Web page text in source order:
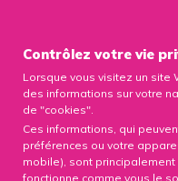
Contrôlez votre vie
Lorsque vous visitez un site
des informations sur votre
de "cookies".
Ces informations, qui
préférences ou votre
mobile), sont
fonctionne comme vous le